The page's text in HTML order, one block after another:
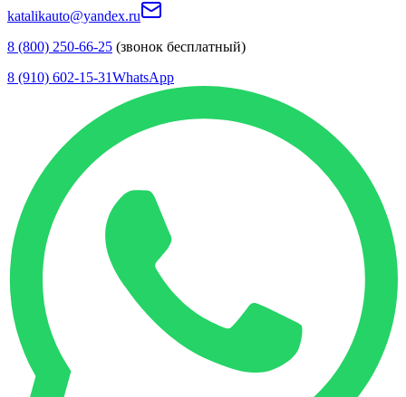
katalikauto@yandex.ru
8 (800) 250-66-25 (звонок бесплатный)
8 (910) 602-15-31WhatsApp